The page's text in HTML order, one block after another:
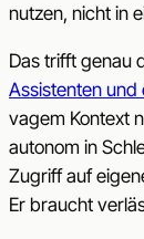
nutzen, nicht in
Das trifft genau
Assistenten und
vagem Kontext
autonom in
Zugriff auf
Er braucht